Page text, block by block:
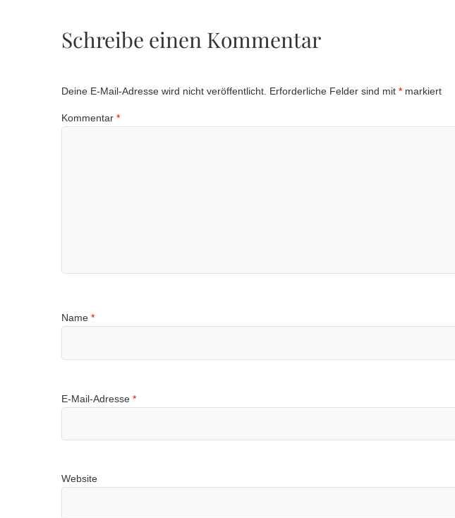
Schreibe einen Kommentar
Deine E-Mail-Adresse wird nicht veröffentlicht. Erforderliche Felder sind mit * markiert
Kommentar *
Name *
E-Mail-Adresse *
Website